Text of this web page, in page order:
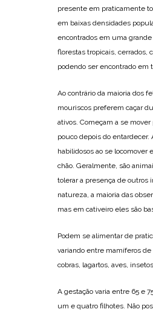
presente em praticamente
em baixas densidades
encontrados em uma
florestas tropicais, cerrados,
podendo ser encontrado em
Ao contrário da maioria dos
mouriscos preferem caçar
ativos. Começam a se
pouco depois do
habilidosos ao se locomover
chão. Geralmente, são
tolerar a presença de outros
natureza, a maioria das
mas em cativeiro eles são
Podem se alimentar de
variando entre mamíferos
cobras, lagartos, aves,
A gestação varia entre 65 e
um e quatro filhotes. Não